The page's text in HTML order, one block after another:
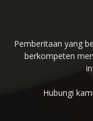
Pemberitaan yang
berkompeten
Hubungi